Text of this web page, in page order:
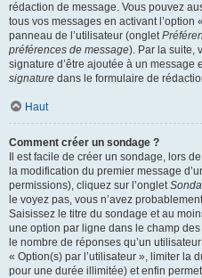
rédaction de message. Vous pouvez
tous vos messages en activant l’option
panneau de l’utilisateur (onglet
préférences de message). Par la suite,
signature d’être ajoutée à un message
signature dans le formulaire de
Haut
Comment créer un sondage ?
Il est facile de créer un sondage, lors
la modification du premier message
permissions), cliquez sur l’onglet
le voyez pas, vous n’avez
Saisissez le titre du sondage et au
une option par ligne dans le champ
le nombre de réponses qu’un
« Option(s) par l’utilisateur », limiter la
pour une durée illimitée) et enfin